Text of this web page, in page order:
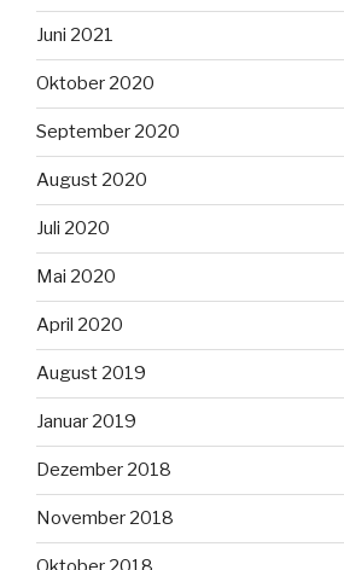
Juni 2021
Oktober 2020
September 2020
August 2020
Juli 2020
Mai 2020
April 2020
August 2019
Januar 2019
Dezember 2018
November 2018